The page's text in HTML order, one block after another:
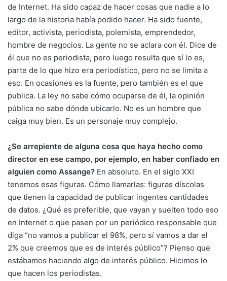
de Internet. Ha sido capaz de hacer cosas que nadie a lo
largo de la historia había podido hacer. Ha sido fuente,
editor, activista, periodista, polemista, emprendedor,
hombre de negocios. La gente no se aclara con él. Dice de
él que no es periodista, pero luego resulta que sí lo es,
parte de lo que hizo era periodístico, pero no se limita a
eso. En ocasiones es la fuente, pero también es el que
publica. La ley no sabe cómo ocuparse de él, la opinión
pública no sabe dónde ubicarlo. No es un hombre que
caiga muy bien. Es un personaje muy complejo.
¿Se arrepiente de alguna cosa que haya hecho como
director en ese campo, por ejemplo, en haber confiado en
alguien como Assange? En absoluto. En el siglo XXI
tenemos esas figuras. Cómo llamarlas: figuras díscolas
que tienen la capacidad de publicar ingentes cantidades
de datos. ¿Qué es preferible, que vayan y suelten todo eso
en Internet o que pasen por un periódico responsable que
diga “no vamos a publicar el 98%, pero sí vamos a dar el
2% que creemos que es de interés público”? Pienso que
estábamos haciendo algo de interés público. Hicimos lo
que hacen los periodistas.